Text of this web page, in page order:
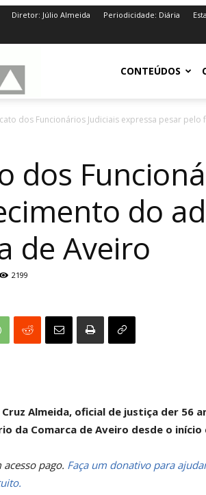
Diretor: Júlio Almeida Periodicidade: Diária
NotíciasdeAveiro.ptCONTEÚDOS
dos Funcionários Judiciais expressa pesar
dos
do
de Aveiro
2199
Cruz Almeida, oficial de justiça der 56
da Comarca de Aveiro desde o início
pago. Faça um donativo para